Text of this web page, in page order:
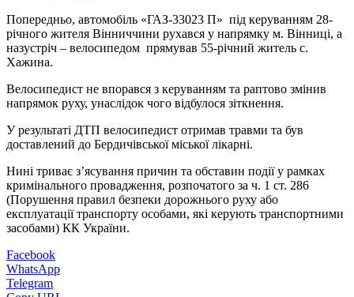
Попередньо, автомобіль «ГАЗ-33023 П» під керуванням 28-
річного жителя Вінниччини рухався у напрямку м. Вінниці, а
назустріч – велосипедом прямував 55-річний житель с.
Хажина.
Велосипедист не впорався з керуванням та раптово змінив
напрямок руху, унаслідок чого відбулося зіткнення.
У результаті ДТП велосипедист отримав травми та був
доставлений до Бердичівської міської лікарні.
Нині триває з’ясування причин та обставин події у рамках
кримінального провадження, розпочатого за ч. 1 ст. 286
(Порушення правил безпеки дорожнього руху або
експлуатації транспорту особами, які керують транспортними
засобами) КК України.
Facebook
WhatsApp
Telegram